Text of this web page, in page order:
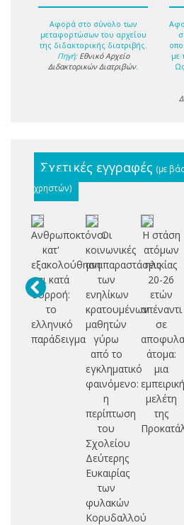
Αφορά στο σύνολο των
μεταφορτώσων του αρχείου
της διδακτορικής διατριβής.
Πηγή: Εθνικό Αρχείο
Διδακτορικών Διατριβών.
με
Σχετικές εγγραφές (με
χρηστών)
Ανθρωποκτόνοι
κατ'
εξακολούθηση
και κατά
συρροή:
το
ελληνικό
παράδειγμα
Οι
κοινωνικές
αναπαραστάσεις
των
ενηλίκων
κρατουμένων
μαθητών
γύρω
από το
εγκληματικό
φαινόμενο:
η
περίπτωση
του
Σχολείου
Δεύτερης
Ευκαιρίας
των
φυλακών
Κορυδαλλού
Η στάση
ατόμων
ηλικίας
20-26
ετών
απέναντι
σε
άτομα:
μια
εμπειρική
μελέτη
της